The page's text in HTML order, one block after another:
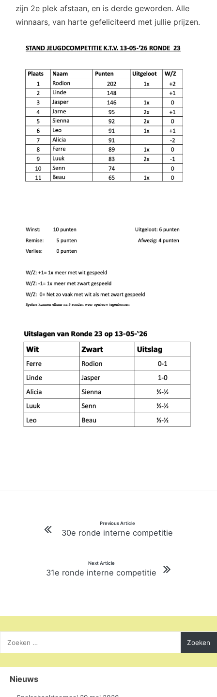
zijn 2e plek afstaan, en is derde geworden. Alle
winnaars, van harte gefeliciteerd met jullie prijzen.
navigatie
Previous Article
30e ronde interne competitie
Next Article
31e ronde interne competitie
naar:
Nieuws